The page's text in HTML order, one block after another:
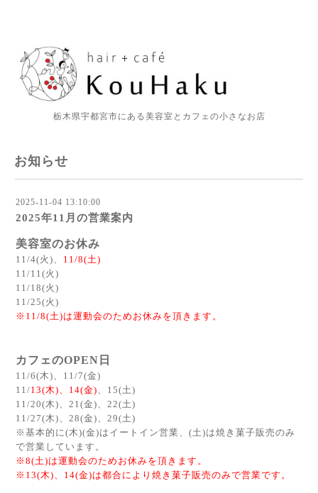
栃木県宇都宮市にある美容室とカフェの小さなお店
お知らせ
2025-11-04 13:10:00
2025年11月の営業案内
美容室のお休み
11/4(火)、 11/8(土)
11/11(火)
11/18(火)
11/25(火)
※11/8(土)は運動会のためお休みを頂きます。
カフェのOPEN日
11/6(木)、11/7(金)
11/13(木)、 14(金)、15(土)
11/20(木)、21(金)、22(土)
11/27(木)、28(金)、29(土)
※基本的に(木)(金)はイートイン営業、(土)は焼き菓子販売のみ
で営業しています。
※8(土)は運動会のためお休みを頂きます。
※13(木)、14(金)は都合により焼き菓子販売のみで営業です。